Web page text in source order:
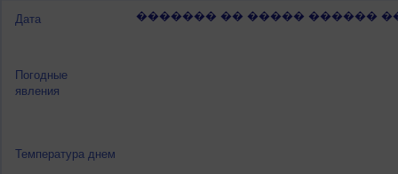
Дата
Погодные
явления
Температура днем
������� �� ����� ������